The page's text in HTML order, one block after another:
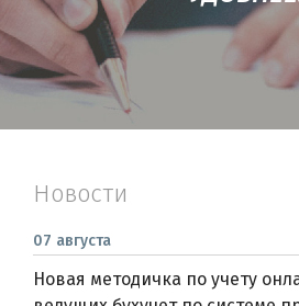
Новости
07 августа
Новая методичка по учету